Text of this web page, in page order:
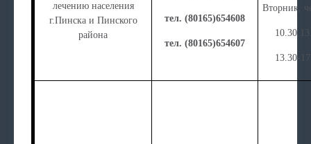
лечению населения
г.Пинска и Пинского
района
тел. (80165)654608
тел. (80165)654607
Вторник,
13.30-